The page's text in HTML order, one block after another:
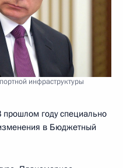
инфраструктуры
году специально
в Бюджетный